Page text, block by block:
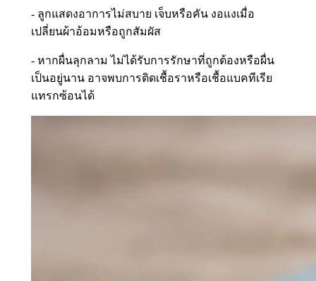
- ลูกแสดงอาการไม่สบาย เจ็บหรือคัน งอแงเมื่อ
เปลี่ยนผ้าอ้อมหรือถูกสัมผัส
- หากผื่นลุกลาม ไม่ได้รับการรักษาที่ถูกต้องหรือผื่น
เป็นอยู่นาน อาจพบการติดเชื้อราหรือเชื้อแบคทีเรีย
แทรกซ้อนได้